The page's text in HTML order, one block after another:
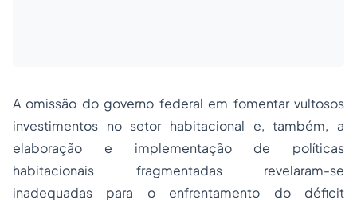
A omissão do governo federal em fomentar vultosos
investimentos no setor habitacional e, também, a
elaboração e implementação de políticas
habitacionais fragmentadas revelaram-se
inadequadas para o enfrentamento do déficit